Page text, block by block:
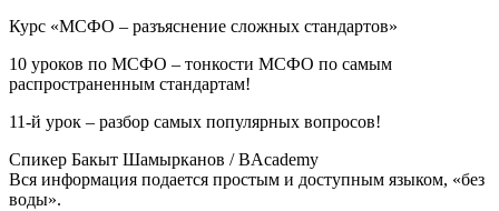
Курс «МСФО – разъяснение сложных стандартов»
10 уроков по МСФО – тонкости МСФО по самым
распространенным стандартам!
11-й урок – разбор самых популярных вопросов!
Спикер Бакыт Шамырканов / BAcademy
Вся информация подается простым и доступным языком, «без
воды».